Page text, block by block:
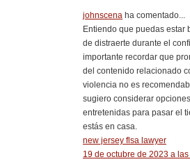
johnscena ha comentado...
Entiendo que puedas estar
de distraerte durante el
importante recordar que
del contenido relacionado
violencia no es
sugiero considerar
entretenidas para pasar el
estás en casa.
new jersey flsa lawyer
19 de octubre de 2023 a las